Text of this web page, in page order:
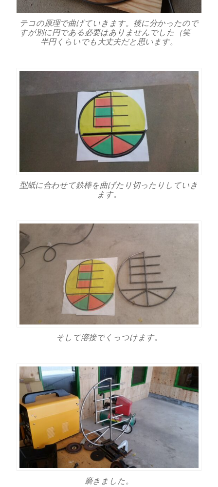
テコの原理で曲げていきます。後に分かったので
すが別に円である必要はありませんでした（笑
半円くらいでも大丈夫だと思います。
型紙に合わせて鉄棒を曲げたり切ったりしていき
ます。
そして溶接でくっつけます。
磨きました。